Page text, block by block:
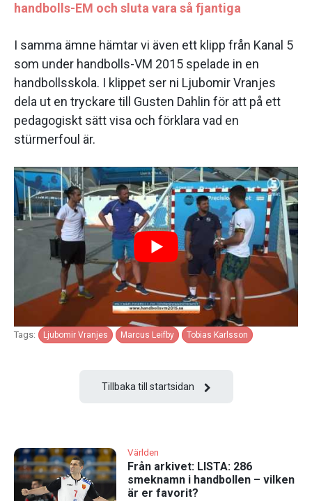
handbolls-EM och sluta vara så fjantiga
I samma ämne hämtar vi även ett klipp från Kanal 5
som under handbolls-VM 2015 spelade in en
handbollsskola. I klippet ser ni Ljubomir Vranjes
dela ut en tryckare till Gusten Dahlin för att på ett
pedagogiskt sätt visa och förklara vad en
stürmerfoul är.
Tags: Ljubomir Vranjes Marcus Leifby Tobias Karlsson
Tillbaka till startsidan
Världen
Från arkivet: LISTA: 286
smeknamn i handbollen – vilken
är er favorit?